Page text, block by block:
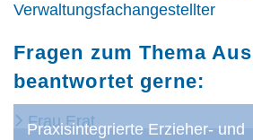
Praxisintegrierte Erzieher- und
Verwaltungsfachangestellter
Fragen zum Thema
beantwortet gerne:
Frau Erat